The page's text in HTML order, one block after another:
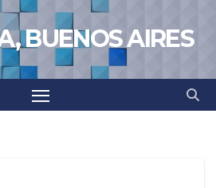
BUENOS AIRES